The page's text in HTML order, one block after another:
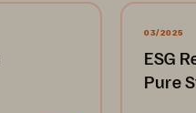
03/2025
ESG
Pure